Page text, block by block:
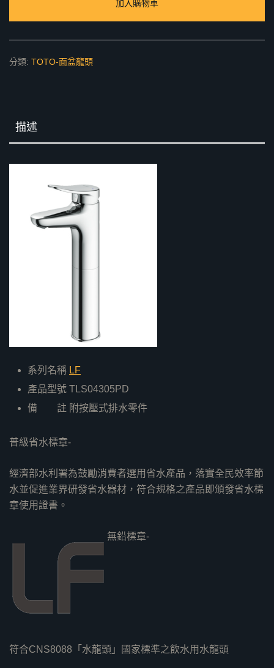
單
槍
龍
加入購物車
分類: TOTO-面盆龍頭
描述
系列名稱 LF
產品型號 TLS04305PD
備 註 附按壓式排水零件
普級省水標章-
經濟部水利署為鼓勵消費者選用省水產品，落實全民效率節
水並促進業界研發省水器材，符合規格之產品即頒發省水標
章使用證書。
無鉛標章-
符合CNS8088「水龍頭」國家標準之飲水用水龍頭